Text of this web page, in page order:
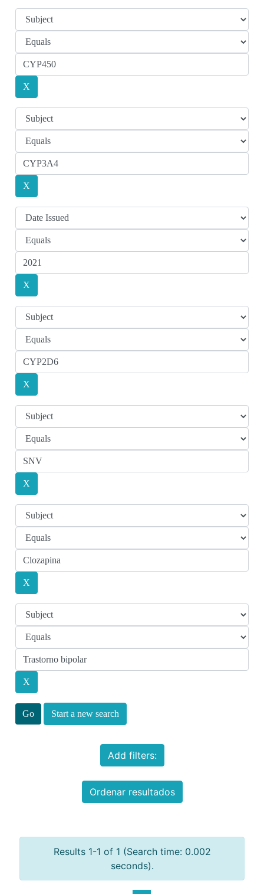
Start a new search
Add filters:
Ordenar resultados
Results 1-1 of 1 (Search time: 0.002
seconds).